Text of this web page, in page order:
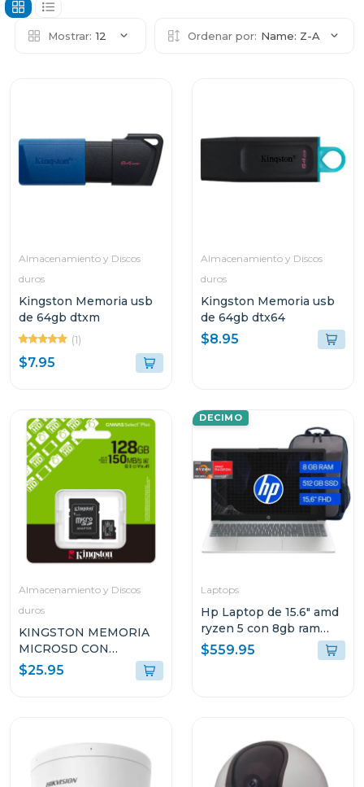
Mostrar: 12 Ordenar por: Name: Z-A
Almacenamiento y Discos
duros
Kingston Memoria usb
de 64gb dtxm
(1)
$7.95
Almacenamiento y Discos
duros
Kingston Memoria usb
de 64gb dtx64
$8.95
Almacenamiento y Discos
duros
KINGSTON MEMORIA
MICROSD CON
ADAPTADOR DE 128GB
SDCS3128GB
$25.95
DECIMO
Laptops
Hp Laptop de 15.6" amd
ryzen 5 con 8gb ram
512gb ssd 15fc0250
$559.95